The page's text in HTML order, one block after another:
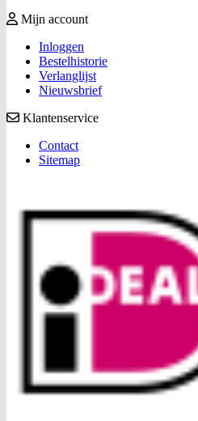
Mijn account
Inloggen
Bestelhistorie
Verlanglijst
Nieuwsbrief
Klantenservice
Contact
Sitemap